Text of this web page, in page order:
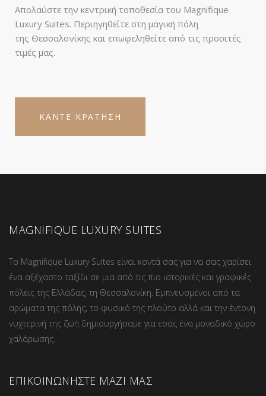
Απολαύστε την κεντρική τοποθεσία του Magnifique
Luxury Suites. Περιηγηθείτε στη μαγική πόλη
της Θεσσαλονίκης και επωφεληθείτε από τις προσιτές
τιμές μας.
ΚΑΝΤΕ ΚΡΑΤΗΣΗ
MAGNIFIQUE LUXURY SUITES
Το Magnifique Luxury Suites είναι κοντά σας για να σας χαρίσει
ένα αξέχαστο ταξίδι σε μια από τις πιο ιστορικές και γραφικές
πόλεις της Ελλάδας, τη Θεσσαλονίκη. Εμπνευσμένοι από τα
αρώματα της πόλης, το φυσικό της πλούτο αλλά και την έντονη
νυχτερινή της ζωή δημιουργήσαμε για εσάς ένα μοναδικό χώρο
χαλάρωσης.
ΕΠΙΚΟΙΝΩΝΗΣΤΕ ΜΑΖΙ ΜΑΣ